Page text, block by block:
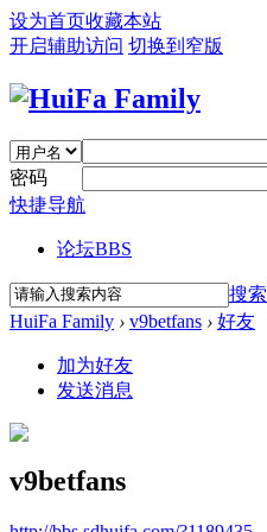
设为首页收藏本站
开启辅助访问 切换到窄版
密码
快捷导航
论坛BBS
搜索
HuiFa Family › v9betfans › 好友
加为好友
发送消息
v9betfans